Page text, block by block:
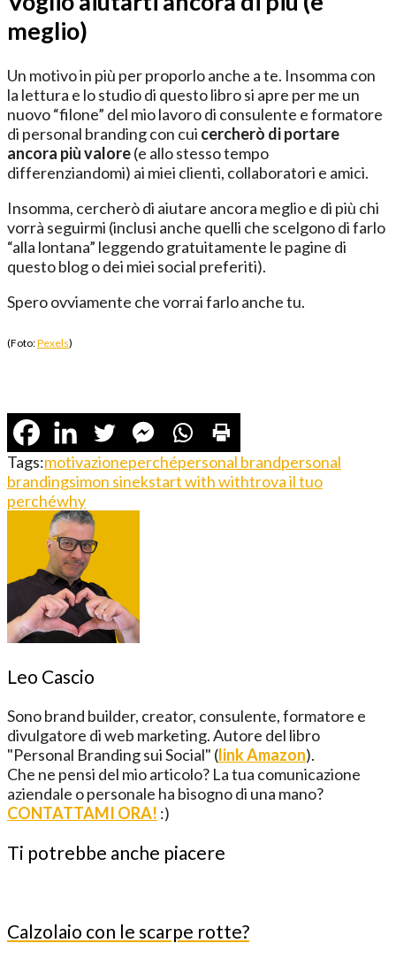
meglio)
Un motivo in più per proporlo anche a te. Insomma con
la lettura e lo studio di questo libro si apre per me un
nuovo “filone” del mio lavoro di consulente e formatore
di personal branding con cui cercherò di portare
ancora più valore(e allo stesso tempo
differenziandomi) ai miei clienti, collaboratori e amici.
Insomma, cercherò di aiutare ancora meglio e di più chi
vorrà seguirmi (inclusi anche quelli che scelgono di farlo
“alla lontana” leggendo gratuitamente le pagine di
questo blog o dei miei social preferiti).
Spero ovviamente che vorrai farlo anche tu.
(Foto:Pexels)
Tags:motivazioneperchépersonal brandpersonal
brandingsimon sinekstart with withtrova il tuo
perchéwhy
Leo Cascio
Sono brand builder, creator, consulente, formatore e
divulgatore di web marketing. Autore del libro
"Personal Branding sui Social" (link Amazon).
Che ne pensi del mio articolo? La tua comunicazione
aziendale o personale ha bisogno di una mano?
CONTATTAMI ORA! :)
Ti potrebbe anche piacere
Calzolaio con le scarpe rotte?